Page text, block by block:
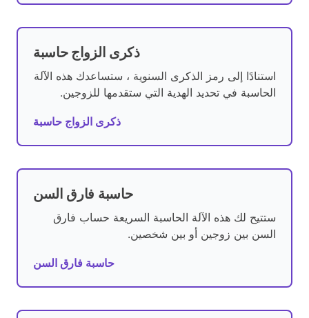
ذكرى الزواج حاسبة
استنادًا إلى رمز الذكرى السنوية ، ستساعدك هذه الآلة
الحاسبة في تحديد الهدية التي ستقدمها للزوجين.
ذكرى الزواج حاسبة
حاسبة فارق السن
ستتيح لك هذه الآلة الحاسبة السريعة حساب فارق
السن بين زوجين أو بين شخصين.
حاسبة فارق السن